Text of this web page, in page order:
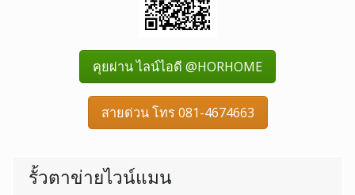
คุยผ่าน ไลน์ไอดี @HORHOME
สายด่วน โทร 081-4674663
รั้วตาข่ายไวน์แมน